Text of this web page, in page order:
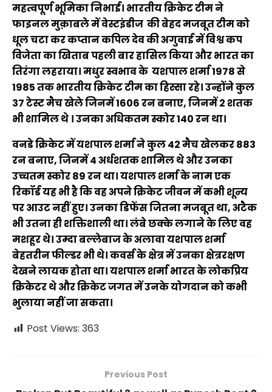
महत्वपूर्ण भूमिका निभाई। भारतीय क्रिकेट टीम ने
फाइनल मुक़ाबले में वेस्टइंडीज की बेहद मजबूत टीम को
धूल चटा कर कप्तान कपिल देव की अगुवाई में विश्व कप
विजेता का खिताब पहली बार हासिल किया और भारत का
तिरंगा लहराया। मधुर स्वभाव के यशपाल शर्मा 1978 से
1985 तक भारतीय क्रिकेट टीम का हिस्सा रहे। उन्होंने कुल
37 टेस्ट मैच खेले जिनमें 1606 रन बनाए, जिनमें 2 शतक
भी शामिल थे । उनका अधिकतम स्कोर 140 रन था।
वनडे क्रिकेट में यशपाल शर्मा ने कुल 42 मैच खेलकर 883
रन बनाए, जिनमें 4 अर्धशतक शामिल थे और उनका
उच्चतम स्कोर 89 रन था। यशपाल शर्मा के नाम एक
रिकॉर्ड यह भी है कि वह अपने क्रिकेट जीवन में कभी शून्य
पर आउट नहीं हुए। उनका डिफेंस जितना मजबूत था, अटैक
भी उतना ही शक्तिशाली था। लंबे छक्के लगाने के लिए वह
मशहूर थे। उम्दा बल्लेबाज के अलावा यशपाल शर्मा
बेहतरीन फील्डर भी थे। कवर्स के क्षेत्र में उनका क्षेत्ररक्षण
देखने लायक होता था। यशपाल शर्मा भारत के लोकप्रिय
क्रिकेटर थे और क्रिकेट जगत में उनके योगदान को कभी
भुलाया नहीं जा सकता।
Post Views: 363
Previous Post